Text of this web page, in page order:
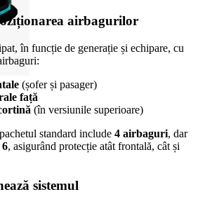
airbagurilor
în funcție de generație și echipare, cu
(șofer și pasager)
față
(în versiunile superioare)
standard include 4 airbaguri, dar
6, asigurând protecție atât frontală, cât și
sistemul